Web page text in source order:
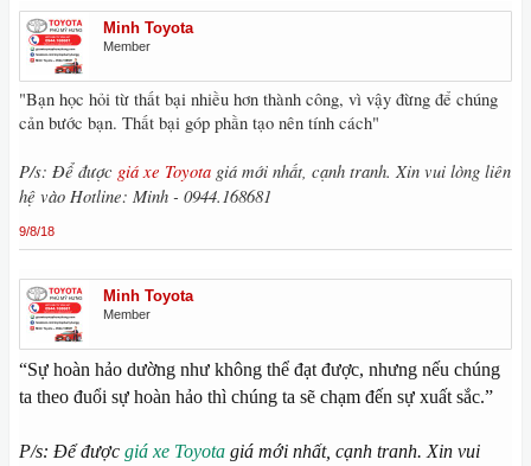
Minh Toyota
Member
"Bạn học hỏi từ thất bại nhiều hơn thành công, vì vậy đừng để chúng
cản bước bạn. Thất bại góp phần tạo nên tính cách"
P/s: Để được giá xe Toyota giá mới nhất, cạnh tranh. Xin vui lòng liên
hệ vào Hotline: Minh - 0944.168681
9/8/18
Minh Toyota
Member
“Sự hoàn hảo dường như không thể đạt được, nhưng nếu chúng
ta theo đuổi sự hoàn hảo thì chúng ta sẽ chạm đến sự xuất sắc.”
P/s: Để được giá xe Toyota giá mới nhất, cạnh tranh. Xin vui